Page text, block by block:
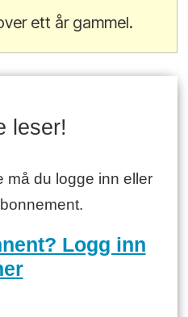
ett år gammel.
leser!
må du logge inn eller
Logg inn